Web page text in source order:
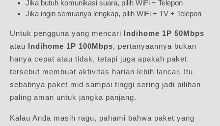
Jika butuh komunikasi suara, pilih WiFi + Telepon
Jika ingin semuanya lengkap, pilih WiFi + TV + Telepon
Untuk pengguna yang mencari
Indihome 1P 50Mbps
atau
Indihome 1P 100Mbps, pertanyaannya bukan
hanya cepat atau tidak, tetapi juga apakah paket
tersebut membuat aktivitas harian lebih lancar. Itu
sebabnya paket mid sampai tinggi sering jadi pilihan
paling aman untuk jangka panjang.
Kalau Anda masih ragu, pahami bahwa paket yang